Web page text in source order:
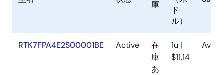
庫
ド
ル）
RTK7FPA4E2S00001BE Active
在
庫
あ
1u |
$11.14